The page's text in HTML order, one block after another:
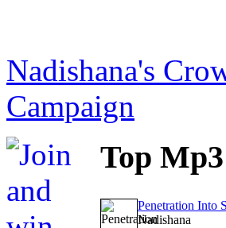
Nadishana's
Campaign
Top
Penetration Into
Nadishana